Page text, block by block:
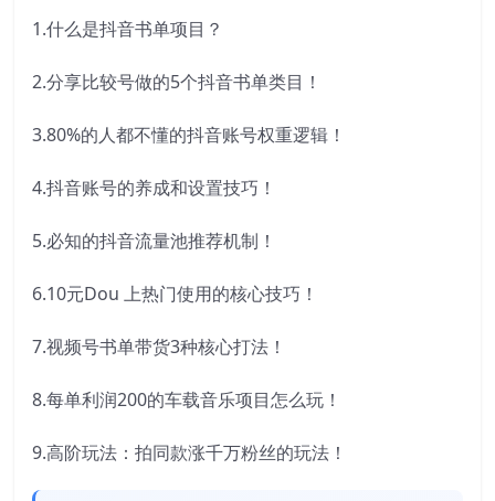
1.什么是抖音书单项目？
2.分享比较号做的5个抖音书单类目！
3.80%的人都不懂的抖音账号权重逻辑！
4.抖音账号的养成和设置技巧！
5.必知的抖音流量池推荐机制！
6.10元Dou 上热门使用的核心技巧！
7.视频号书单带货3种核心打法！
8.每单利润200的车载音乐项目怎么玩！
9.高阶玩法：拍同款涨千万粉丝的玩法！